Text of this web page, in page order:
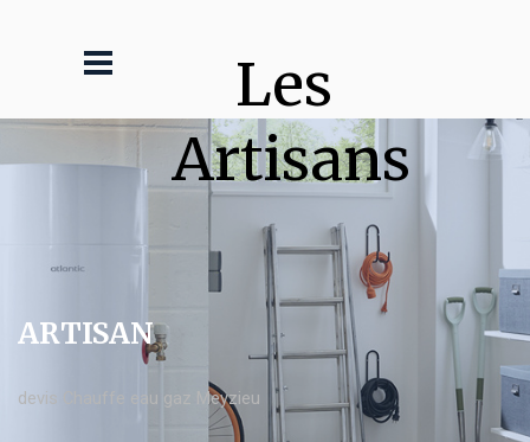
Les
Artisans
ARTISAN
devis Chauffe eau gaz Meyzieu